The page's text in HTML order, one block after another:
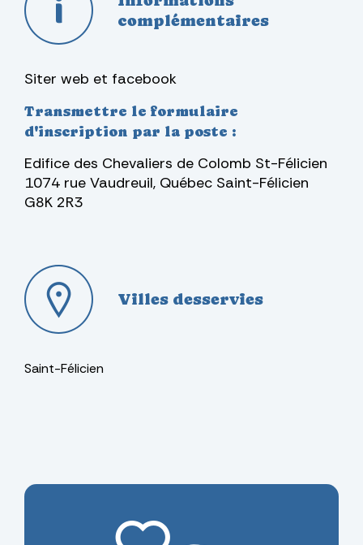
complémentaires
Siter web et facebook
Transmettre le formulaire
d'inscription par la poste :
Edifice des Chevaliers de Colomb St-Félicien
1074 rue Vaudreuil, Québec Saint-Félicien
G8K 2R3
Villes desservies
Saint-Félicien